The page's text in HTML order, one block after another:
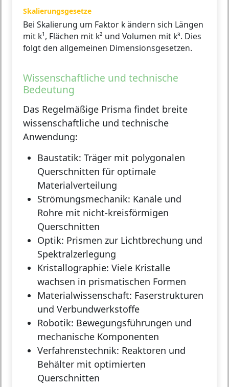
Skalierungsgesetze
Bei Skalierung um Faktor k ändern sich Längen
mit k¹, Flächen mit k² und Volumen mit k³. Dies
folgt den allgemeinen Dimensionsgesetzen.
Wissenschaftliche und technische
Bedeutung
Das Regelmäßige Prisma findet breite
wissenschaftliche und technische
Anwendung:
Baustatik: Träger mit polygonalen
Querschnitten für optimale
Materialverteilung
Strömungsmechanik: Kanäle und
Rohre mit nicht-kreisförmigen
Querschnitten
Optik: Prismen zur Lichtbrechung und
Spektralzerlegung
Kristallographie: Viele Kristalle
wachsen in prismatischen Formen
Materialwissenschaft: Faserstrukturen
und Verbundwerkstoffe
Robotik: Bewegungsführungen und
mechanische Komponenten
Verfahrenstechnik: Reaktoren und
Behälter mit optimierten
Querschnitten